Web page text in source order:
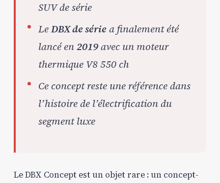
SUV de série
LeDBX de sériea finalement été
lancé en2019avec un moteur
thermique V8 550 ch
Ce concept reste une référence dans
l’histoire de l’électrification du
segment luxe
Le DBX Concept est un objet rare : un concept-